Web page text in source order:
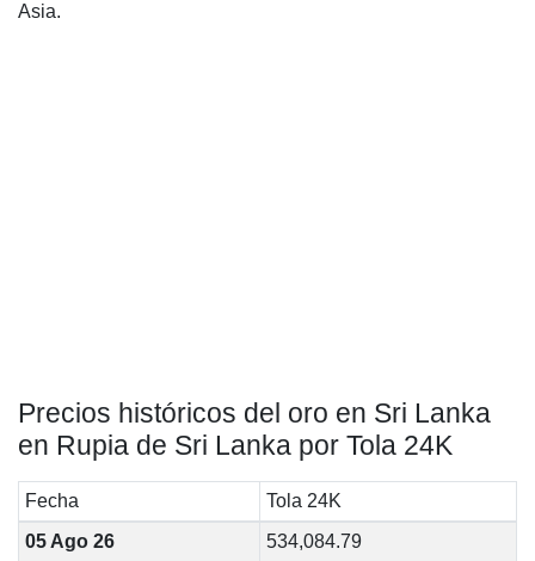
Asia.
Precios históricos del oro en Sri Lanka
en Rupia de Sri Lanka por Tola 24K
Fecha
Tola 24K
05 Ago 26
534,084.79